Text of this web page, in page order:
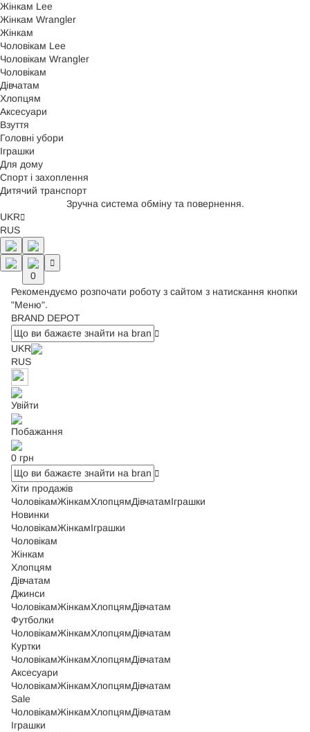
Жінкам Lee
Жінкам Wrangler
Жінкам
Чоловікам Lee
Чоловікам Wrangler
Чоловікам
Дівчатам
Хлопцям
Аксесуари
Взуття
Головні убори
Іграшки
Для дому
Спорт і захоплення
Дитячий транспорт
Зручна система обміну та повернення.
UKR
RUS
0
Рекомендуємо розпочати роботу з сайтом з натискання кнопки
"Меню".
BRAND DEPOT
UKR
RUS
Увійти
Побажання
0 грн
Хіти продажів
ЧоловікамЖінкамХлопцямДівчатамІграшки
Новинки
ЧоловікамЖінкамІграшки
Чоловікам
Жінкам
Хлопцям
Дівчатам
Джинси
ЧоловікамЖінкамХлопцямДівчатам
Футболки
ЧоловікамЖінкамХлопцямДівчатам
Куртки
ЧоловікамЖінкамХлопцямДівчатам
Аксесуари
ЧоловікамЖінкамХлопцямДівчатам
Sale
ЧоловікамЖінкамХлопцямДівчатам
Іграшки